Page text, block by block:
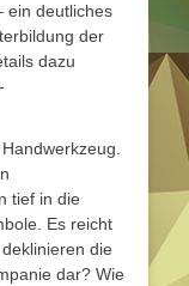
ein deutliches
der
dazu
tief in die
Es reicht
die
dar? Wie